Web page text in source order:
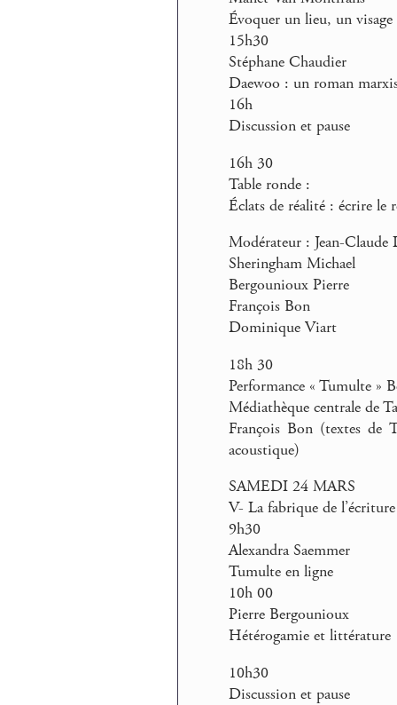
Évoquer un lieu, un
15h30
Stéphane Chaudier
Daewoo : un roman
16h
Discussion et pause
16h 30
Table ronde :
Éclats de réalité : écrire le
Modérateur : Jean-Claude
Sheringham Michael
Bergounioux Pierre
François Bon
Dominique Viart
18h 30
Performance « Tumulte »
Médiathèque centrale de
François Bon (textes de
acoustique)
SAMEDI 24 MARS
V- La fabrique de l’écriture
9h30
Alexandra Saemmer
Tumulte en ligne
10h 00
Pierre Bergounioux
Hétérogamie et littérature
10h30
Discussion et pause